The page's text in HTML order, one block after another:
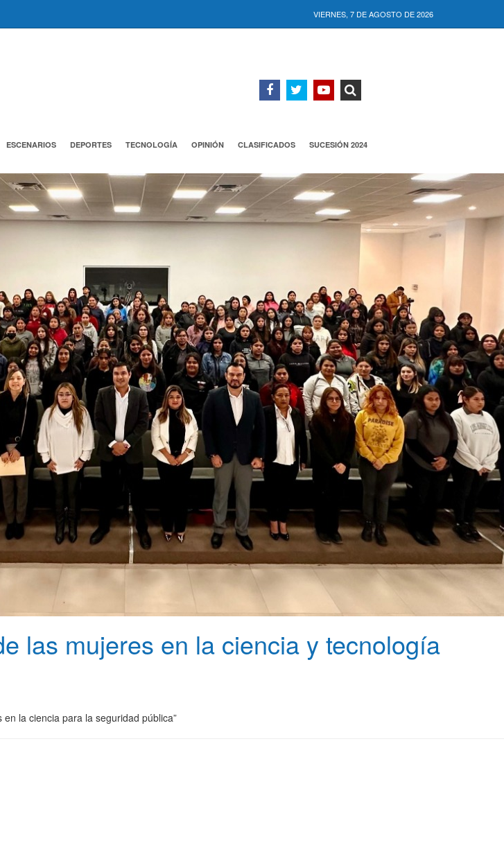
VIERNES, 7 DE AGOSTO DE 2026
ESCENARIOS DEPORTES TECNOLOGÍA OPINIÓN CLASIFICADOS SUCESIÓN 2024
las mujeres en la ciencia y tecnología
la ciencia para la seguridad pública”